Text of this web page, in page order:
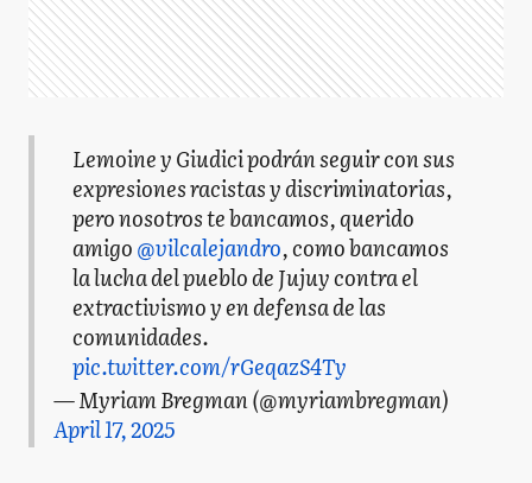
Lemoine y Giudici podrán seguir con sus
expresiones racistas y discriminatorias,
pero nosotros te bancamos, querido
amigo@vilcalejandro, como bancamos
la lucha del pueblo de Jujuy contra el
extractivismo y en defensa de las
comunidades.
pic.twitter.com/rGeqazS4Ty
— Myriam Bregman (@myriambregman)
April 17, 2025